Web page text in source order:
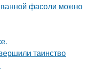
фасоли можно
таинство